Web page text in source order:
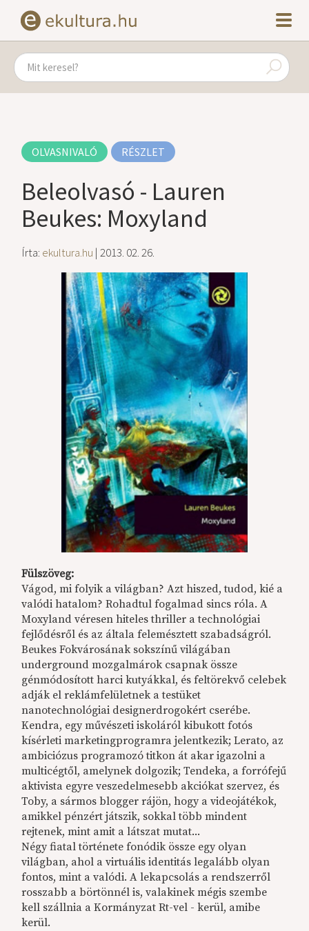
OLVASNIVALÓ RÉSZLET
Beleolvasó - Lauren
Beukes: Moxyland
Írta: ekultura.hu | 2013. 02. 26.
Fülszöveg:
Vágod, mi folyik a világban? Azt hiszed, tudod, kié a
valódi hatalom? Rohadtul fogalmad sincs róla. A
Moxyland véresen hiteles thriller a technológiai
fejlődésről és az általa felemésztett szabadságról.
Beukes Fokvárosának sokszínű világában
underground mozgalmárok csapnak össze
génmódosított harci kutyákkal, és feltörekvő celebek
adják el reklámfelületnek a testüket
nanotechnológiai designerdrogokért cserébe.
Kendra, egy művészeti iskoláról kibukott fotós
kísérleti marketingprogramra jelentkezik; Lerato, az
ambiciózus programozó titkon át akar igazolni a
multicégtől, amelynek dolgozik; Tendeka, a forrófejű
aktivista egyre veszedelmesebb akciókat szervez, és
Toby, a sármos blogger rájön, hogy a videojátékok,
amikkel pénzért játszik, sokkal több mindent
rejtenek, mint amit a látszat mutat...
Négy fiatal története fonódik össze egy olyan
világban, ahol a virtuális identitás legalább olyan
fontos, mint a valódi. A lekapcsolás a rendszerről
rosszabb a börtönnél is, valakinek mégis szembe
kell szállnia a Kormányzat Rt-vel - kerül, amibe
kerül.